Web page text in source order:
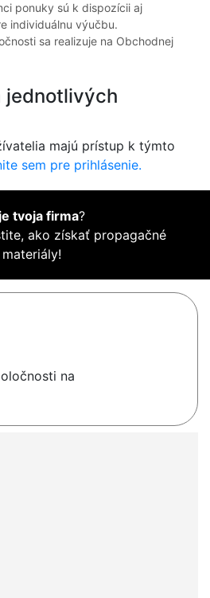
ponuky sú k dispozícii aj
individuálnu výučbu.
sa realizuje na Obchodnej
jednotlivých
majú prístup k týmto
sem pre prihlásenie.
tvoja firma?
ako získať propagačné
materiály!
na